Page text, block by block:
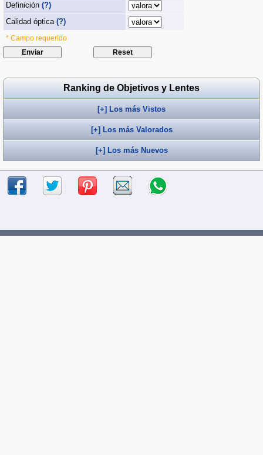
Definición (?)
Calidad óptica (?)
* Campo requerido
Ranking de Objetivos y Lentes
[+] Los más Vistos
[+] Los más Valorados
[+] Los más Nuevos